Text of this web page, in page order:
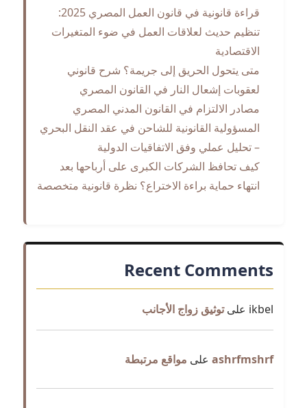
قراءة قانونية في قانون العمل المصري 2025:
تنظيم حديث لعلاقات العمل في ضوء المتغيرات
الاقتصادية
متى يتحول الحريق إلى جريمة؟ شرح قانوني
لعقوبات إشعال النار في القانون المصري
مصادر الالتزام في القانون المدني المصري
المسؤولية القانونية للشاحن في عقد النقل البحري
– تحليل عملي وفق الاتفاقيات الدولية
كيف تحافظ الشركات الكبرى على أرباحها بعد
انتهاء حماية براءة الاختراع؟ نظرة قانونية متخصصة
Recent Comments
ikbel علىتوثيق زواج الأجانب
ashrfmshrf على مواقع مرتبطة